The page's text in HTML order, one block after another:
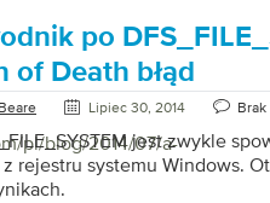
pl/blog/2014/07/a-
po
of Death błąd
Lipiec 30, 2014
jest zwykle
rejestru systemu Windows.